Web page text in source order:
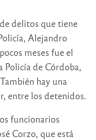
delitos que tiene
Alejandro
meses fue el
Policía de Córdoba,
hay una
entre los detenidos.
funcionarios
Corzo, que está